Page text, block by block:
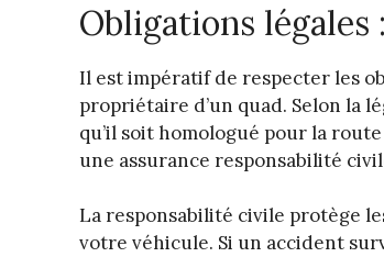
Obligations légales
Il est impératif de respecter les
propriétaire d’un quad. Selon la
qu’il soit homologué pour la
une assurance responsabilité
La responsabilité civile protège
votre véhicule. Si un accident